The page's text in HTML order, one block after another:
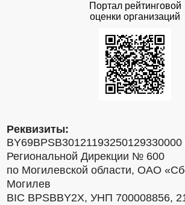
Портал рейтинговой
оценки организаций
Реквизиты:
BY69BPSB30121193250129330000
Региональной Дирекции № 600
по Могилевской области, ОАО
Могилев
BIC BPSBBY2X, УНП 700008856,